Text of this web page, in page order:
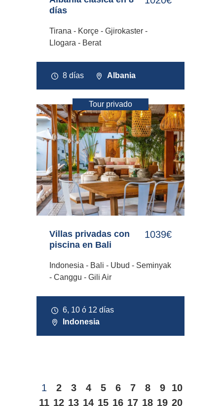
días
Tirana - Korçe - Gjirokaster -
Llogara - Berat
8 días Albania
Tour privado
Villas privadas con
piscina en Bali
1039€
Indonesia - Bali - Ubud - Seminyak
- Canggu - Gili Air
6, 10 ó 12 días
Indonesia
1 2 3 4 5 6 7 8 9
10
11 12 13 14 15 16 17 18 19 20